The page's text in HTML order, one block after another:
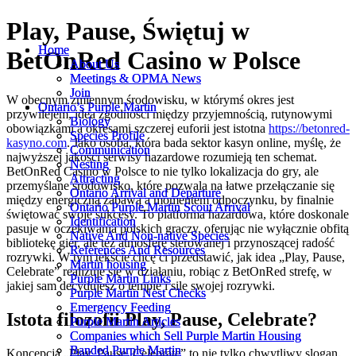
Home
About Us
Meetings & OPMA News
Join
Ontario’s Purple Martin
Biology
Species Profile
Communication
Nesting
Attracting
Ontario Arrival and Departure
Ontario Purple Martin Scout Arrival
Identification
Native And Non-native Species
References And Resources
Martin housing
Purple Martin Links
Purple Martin Nest Checks
Emergency Feeding
Purple Martin Articles
Companies which Sell Purple Martin Housing
Banded Purple Martin
Home
About Us
Meetings & OPMA News
Join
Ontario’s Purple Martin
Biology
Species Profile
Communication
Nesting
Attracting
Ontario Arrival and Departure
Ontario Purple Martin Scout Arrival
Identification
Native And Non-native Species
References And Resources
Martin housing
Purple Martin Links
Purple Martin Nest Checks
Emergency Feeding
Purple Martin Articles
Companies which Sell Purple Martin Housing
Banded Purple Martin
Play, Pause, Świętuj w
BetOnRed Casino w Polsce
W obecnym zmiennym środowisku, w którymś okres jest
przywilejem, idea zgodności między przyjemnością, rutynowymi
obowiązkami a okresami szczerej euforii jest istotna https://betonred-
kasyno.com. Jako osoba, która bada sektor kasyn online, myślę, że
najwyższej jakości serwisy hazardowe rozumieją ten schemat.
BetOnRed Casino w Polsce to nie tylko lokalizacja do gry, ale
przemyślane środowisko, które pozwala na łatwe przełączanie się
między energiczną zabawą a momentem odpoczynku, by finalnie
świętować swoje sukcesy. To platforma hazardowa, które doskonale
pasuje w oczekiwania polskich graczy, oferując nie wyłącznie obfitą
bibliotekę gier, ale też atmosferę sterowanej i przynoszącej radość
rozrywki. W tym tekście chcę ci przedstawić, jak idea „Play, Pause,
Celebrate” realizuje się w działaniu, robiąc z BetOnRed strefę, w
jakiej sam decydujesz o tempie i sile swojej rozrywki.
Istota filozofii Play, Pause, Celebrate?
Koncepcja „Play, Pause, Celebrate” to nie tylko chwytliwy slogan.